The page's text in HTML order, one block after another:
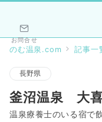
お問合せ
のむ温泉.com 記事一
長野県
釜沼温泉 大喜
温泉療養士のいる宿で